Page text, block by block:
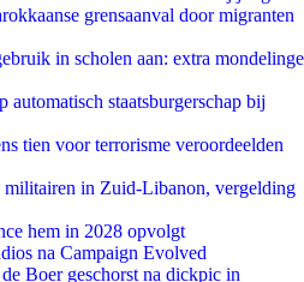
grensaanval door migranten
in scholen aan: extra mondelinge
staatsburgerschap bij
tien voor terrorisme veroordeelden
militairen in Zuid-Libanon, vergelding
hem in 2028 opvolgt
na Campaign Evolved
Boer geschorst na dickpic in